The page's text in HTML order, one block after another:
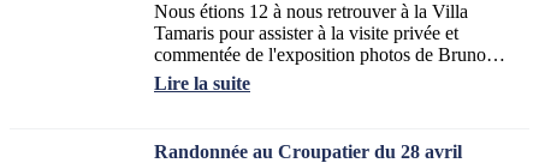
Nous étions 12 à nous retrouver à la Villa
Tamaris pour assister à la visite privée et
commentée de l'exposition photos de Bruno
Barbey.Un régal pour les yeux, de la couleur
et...
Lire la suite
Randonnée au Croupatier du 28 avril